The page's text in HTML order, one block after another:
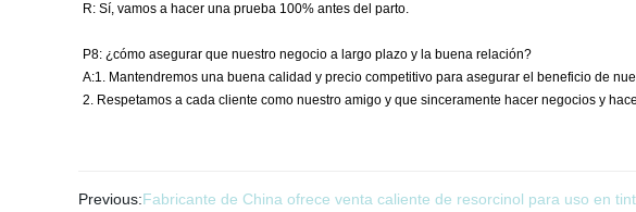
R: Sí, vamos a hacer una prueba 100% antes del parto.
P8: ¿cómo asegurar que nuestro negocio a largo plazo y la buena relación?
A:1. Mantendremos una buena calidad y precio competitivo para asegurar el beneficio de
2. Respetamos a cada cliente como nuestro amigo y que sinceramente hacer negocios y
Previous:Fabricante de China ofrece venta caliente de resorcinol para uso en